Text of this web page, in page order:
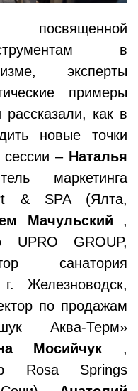
в
эксперты
примеры
как в
новые точки
сессии – Наталья
маркетинга
& SPA (Ялта,
Мачульский ,
UPRO GROUP,
санатория
Железноводск,
по продажам
Аква-Терм»
Мосийчук ,
Rosa Springs